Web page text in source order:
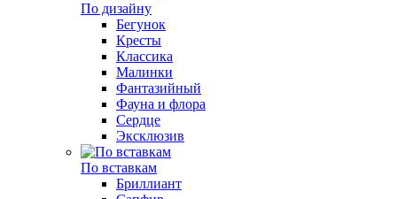
По дизайну
Бегунок
Кресты
Классика
Малинки
Фантазийный
Фауна и флора
Сердце
Эксклюзив
По вставкам
Бриллиант